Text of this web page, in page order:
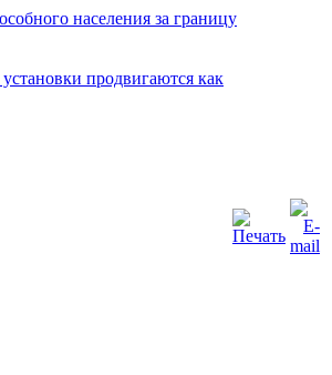
населения за границу
продвигаются как